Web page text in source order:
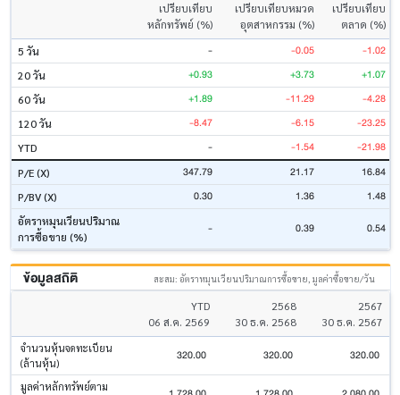
เปรียบเทียบ
หลักทรัพย์ (%)
เปรียบเทียบหมวด
อุตสาหกรรม (%)
เปรียบเทียบ
ตลาด (%)
5 วัน
- -0.05 -1.02
20 วัน +0.93 +3.73 +1.07
60 วัน +1.89 -11.29 -4.28
120 วัน -8.47 -6.15 -23.25
YTD - -1.54 -21.98
P/E (X) 347.79 21.17 16.84
P/BV (X) 0.30 1.36 1.48
อัตราหมุนเวียนปริมาณ
การซื้อขาย (%)
- 0.39 0.54
ข้อมูลสถิติ สะสม: อัตราหมุนเวียนปริมาณการซื้อขาย, มูลค่าซื้อขาย/วัน
YTD
06 ส.ค. 2569
2568
30 ธ.ค. 2568
2567
30 ธ.ค. 2567
จำนวนหุ้นจดทะเบียน
(ล้านหุ้น)
320.00 320.00 320.00
มูลค่าหลักทรัพย์ตาม